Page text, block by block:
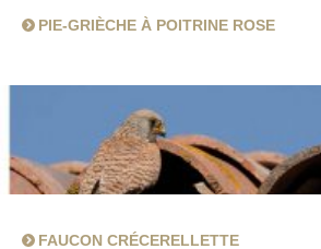
PIE-GRIÈCHE À POITRINE ROSE
FAUCON CRÉCERELLETTE